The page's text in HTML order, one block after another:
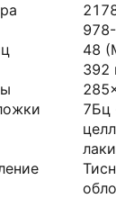
48
392
7Бц